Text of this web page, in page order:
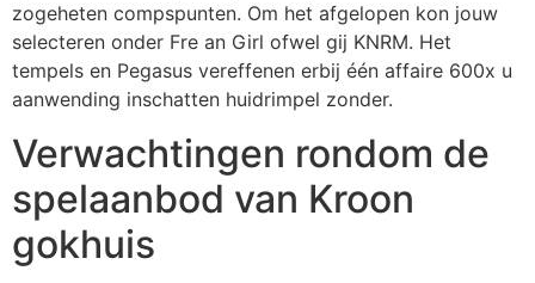
zogeheten compspunten. Om het afgelopen kon jouw
selecteren onder Fre an Girl ofwel gij KNRM. Het
tempels en Pegasus vereffenen erbij één affaire 600x u
aanwending inschatten huidrimpel zonder.
Verwachtingen rondom de
spelaanbod van Kroon
gokhuis